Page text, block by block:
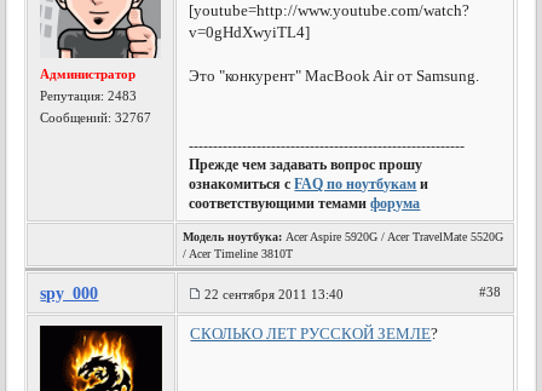
Администратор
Репутация:2483
Сообщений: 32767
[youtube=http://www.youtube.com/watch?
v=0gHdXwyiTL4]
Это "конкурент" MacBook Air от Samsung.
---------------------------------------------------------
Прежде чем задавать вопрос прошу
ознакомиться сFAQ по ноутбукам и
соответствующими темамифорума
Модель ноутбука: Acer Aspire 5920G / Acer TravelMate 5520G
/ Acer Timeline 3810T
spy_000 22 сентября 2011 13:40 #38
СКОЛЬКО ЛЕТ РУССКОЙ ЗЕМЛЕ?